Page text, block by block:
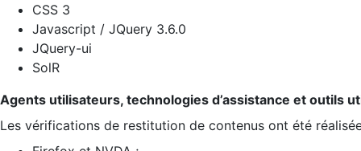
CSS 3
Javascript / JQuery 3.6.0
JQuery-ui
SolR
Agents utilisateurs, technologies d’assistance et outils
Les vérifications de restitution de contenus ont été